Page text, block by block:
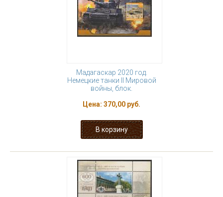
Мадагаскар 2020 год.
Немецкие танки II Мировой
войны, блок.
Цена: 370,00 руб.